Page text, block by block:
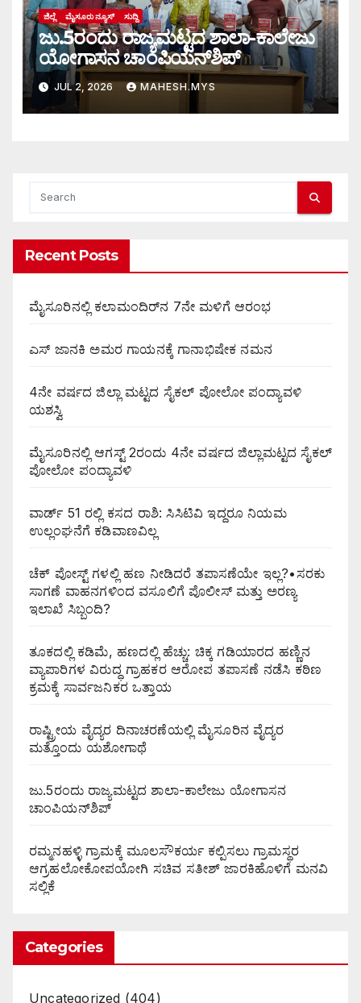
ಜಿಲ್ಲೆ ಮೈಸೂರು ನ್ಯೂಸ್ ಸುದ್ದಿ
ಜು.5ರಂದು ರಾಜ್ಯಮಟ್ಟದ ಶಾಲಾ-ಕಾಲೇಜು
ಯೋಗಾಸನ ಚಾಂಪಿಯನ್‌ಶಿಪ್
JUL 2, 2026 MAHESH.MYS
Recent Posts
ಮೈಸೂರಿನಲ್ಲಿ ಕಲಾಮಂದಿರ್‌ನ 7ನೇ ಮಳಿಗೆ ಆರಂಭ
ಎಸ್ ಜಾನಕಿ ಅಮರ ಗಾಯನಕ್ಕೆ ಗಾನಾಭಿಷೇಕ ನಮನ
4ನೇ ವರ್ಷದ ಜಿಲ್ಲಾ ಮಟ್ಟದ ಸೈಕಲ್ ಪೋಲೋ ಪಂದ್ಯಾವಳಿ
ಯಶಸ್ವಿ
ಮೈಸೂರಿನಲ್ಲಿ ಆಗಸ್ಟ್‌ 2ರಂದು 4ನೇ ವರ್ಷದ ಜಿಲ್ಲಾಮಟ್ಟದ ಸೈಕಲ್
ಪೋಲೋ ಪಂದ್ಯಾವಳಿ
ವಾರ್ಡ್ 51 ರಲ್ಲಿ ಕಸದ ರಾಶಿ: ಸಿಸಿಟಿವಿ ಇದ್ದರೂ ನಿಯಮ
ಉಲ್ಲಂಘನೆಗೆ ಕಡಿವಾಣವಿಲ್ಲ
ಚೆಕ್ ಪೋಸ್ಟ್ ಗಳಲ್ಲಿ ಹಣ ನೀಡಿದರೆ ತಪಾಸಣೆಯೇ ಇಲ್ಲ?•ಸರಕು
ಸಾಗಣೆ ವಾಹನಗಳಿಂದ ವಸೂಲಿಗೆ ಪೊಲೀಸ್ ಮತ್ತು ಅರಣ್ಯ
ಇಲಾಖೆ ಸಿಬ್ಬಂದಿ?
ತೂಕದಲ್ಲಿ ಕಡಿಮೆ, ಹಣದಲ್ಲಿ ಹೆಚ್ಚು: ಚಿಕ್ಕ ಗಡಿಯಾರದ ಹಣ್ಣಿನ
ವ್ಯಾಪಾರಿಗಳ ವಿರುದ್ಧ ಗ್ರಾಹಕರ ಆರೋಪ ತಪಾಸಣೆ ನಡೆಸಿ ಕಠಿಣ
ಕ್ರಮಕ್ಕೆ ಸಾರ್ವಜನಿಕರ ಒತ್ತಾಯ
ರಾಷ್ಟ್ರೀಯ ವೈದ್ಯರ ದಿನಾಚರಣೆಯಲ್ಲಿ ಮೈಸೂರಿನ ವೈದ್ಯರ
ಮತ್ತೊಂದು ಯಶೋಗಾಥೆ
ಜು.5ರಂದು ರಾಜ್ಯಮಟ್ಟದ ಶಾಲಾ-ಕಾಲೇಜು ಯೋಗಾಸನ
ಚಾಂಪಿಯನ್‌ಶಿಪ್
ರಮ್ಮನಹಳ್ಳಿ ಗ್ರಾಮಕ್ಕೆ ಮೂಲಸೌಕರ್ಯ ಕಲ್ಪಿಸಲು ಗ್ರಾಮಸ್ಥರ
ಆಗ್ರಹಲೋಕೋಪಯೋಗಿ ಸಚಿವ ಸತೀಶ್ ಜಾರಕಿಹೊಳಿಗೆ ಮನವಿ
ಸಲ್ಲಿಕೆ
Categories
Uncategorized (404)